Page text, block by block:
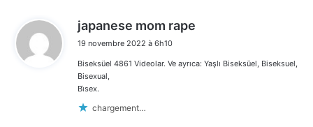
japanese mom rape
19 novembre 2022 à 6h10
Biseksüel 4861 Videolar. Ve ayrıca: Yaşlı Biseksüel, Biseksuel,
Bisexual,
Bi̇sex.
chargement…